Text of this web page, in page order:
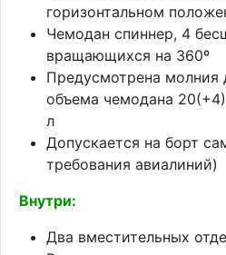
горизонтальном
Чемодан спиннер, 4
вращающихся на 360º
Предусмотрена молния
объема чемодана
л
Допускается на борт
требования авиалиний)
Внутри:
Два вместительных